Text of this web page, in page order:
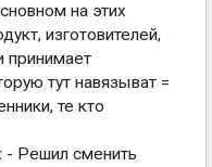
на этих
изготовителей,
принимает
тут навязыват =
те кто
- Решил сменить